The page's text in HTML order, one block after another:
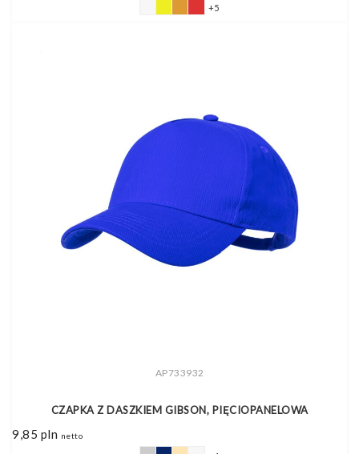
4,26 pln
+5
AP733932
CZAPKA Z DASZKIEM GIBSON, PIĘCIOPANELOWA
9,85 pln netto